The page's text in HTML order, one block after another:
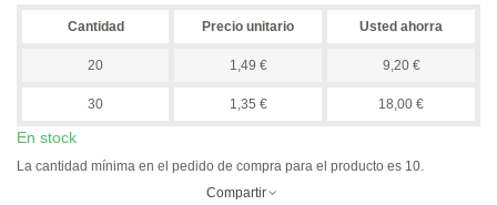
Cantidad Precio unitario Usted ahorra
20 1,49 € 9,20 €
30 1,35 € 18,00 €
En stock
La cantidad mínima en el pedido de compra para el producto es 10.
Compartir